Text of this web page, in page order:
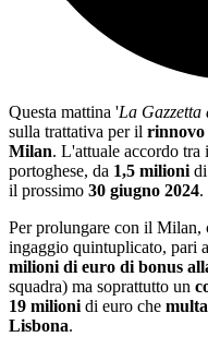
Questa mattina 'La Gazzetta
sulla trattativa per il rinnovo
Milan. L'attuale accordo
portoghese, da 1,5 milioni
il prossimo 30 giugno 2024.
Per prolungare con il Milan,
ingaggio quintuplicato, pari a
milioni di euro di bonus
squadra) ma soprattutto un
19 milioni di euro che multa
Lisbona.